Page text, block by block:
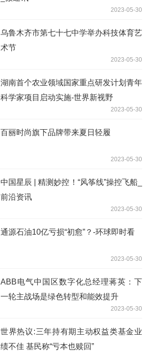
2023-05-30
乌鲁木齐市第七十七中学举办科技体育艺
术节
2023-05-30
湖南首个农业领域国家重点研发计划青年
科学家项目启动实施-世界新视野
2023-05-30
百丽时尚旗下品牌带来夏日轻履
2023-05-30
中国星辰 | 精测妙控！“风筝线”操控飞船_
前沿资讯
2023-05-30
通源石油10亿亏损“初愈”？-环球即时看
2023-05-30
ABB电气中国区数字化总经理蒋英：下
一轮主战场是绿色转型和能效提升
2023-05-30
世界热议:三年持有期主动权益类基金业
绩不佳 基民称“亏本也赎回”